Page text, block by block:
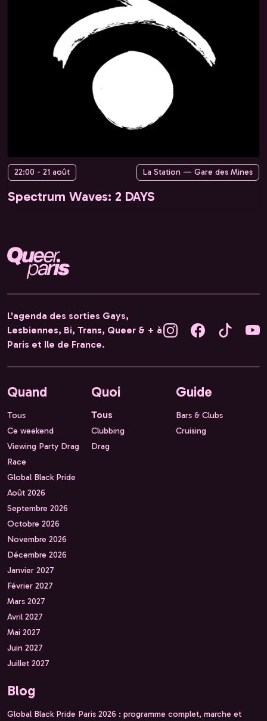
22:00 - 21 août La Station — Gare des Mines
Spectrum Waves: 2 DAYS
L'agenda des sorties Gays,
Lesbiennes, Bi, Trans, Queer & + à
Paris et Ile de France.
Quand
Tous
Ce weekend
Viewing Party Drag
Race
Global Black Pride
Août 2026
Septembre 2026
Octobre 2026
Novembre 2026
Décembre 2026
Janvier 2027
Février 2027
Mars 2027
Avril 2027
Mai 2027
Juin 2027
Juillet 2027
Quoi
Tous
Clubbing
Drag
Guide
Bars & Clubs
Cruising
Blog
Global Black Pride Paris 2026 : programme complet, marche et